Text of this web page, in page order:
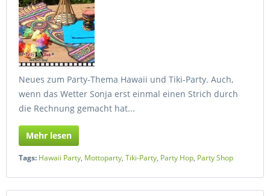
Neues zum Party-Thema Hawaii und Tiki-Party. Auch,
wenn das Wetter Sonja erst einmal einen Strich durch
die Rechnung gemacht hat...
Mehr lesen
Tags: Hawaii Party, Mottoparty, Tiki-Party, Party Hop, Party Shop